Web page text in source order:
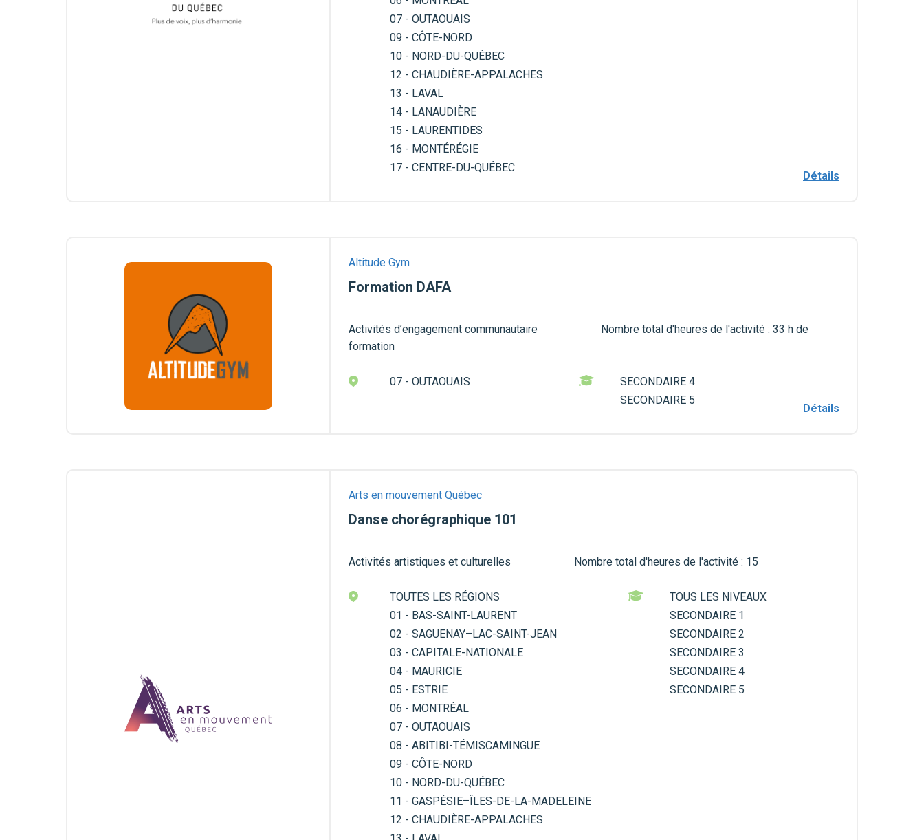
07 - OUTAOUAIS
09 - CÔTE-NORD
10 - NORD-DU-QUÉBEC
12 - CHAUDIÈRE-APPALACHES
13 - LAVAL
14 - LANAUDIÈRE
15 - LAURENTIDES
16 - MONTÉRÉGIE
17 - CENTRE-DU-QUÉBEC
Détails
Altitude Gym
Formation DAFA
Activités d’engagement communautaire
Nombre total d'heures de l'activité : 33 h de
formation
07 - OUTAOUAIS
SECONDAIRE 4
SECONDAIRE 5
Détails
Arts en mouvement Québec
Danse chorégraphique 101
Activités artistiques et culturelles Nombre total d'heures de l'activité : 15
TOUTES LES RÉGIONS
01 - BAS-SAINT-LAURENT
02 - SAGUENAY–LAC-SAINT-JEAN
03 - CAPITALE-NATIONALE
04 - MAURICIE
05 - ESTRIE
06 - MONTRÉAL
07 - OUTAOUAIS
08 - ABITIBI-TÉMISCAMINGUE
09 - CÔTE-NORD
10 - NORD-DU-QUÉBEC
11 - GASPÉSIE–ÎLES-DE-LA-MADELEINE
12 - CHAUDIÈRE-APPALACHES
TOUS LES NIVEAUX
SECONDAIRE 1
SECONDAIRE 2
SECONDAIRE 3
SECONDAIRE 4
SECONDAIRE 5